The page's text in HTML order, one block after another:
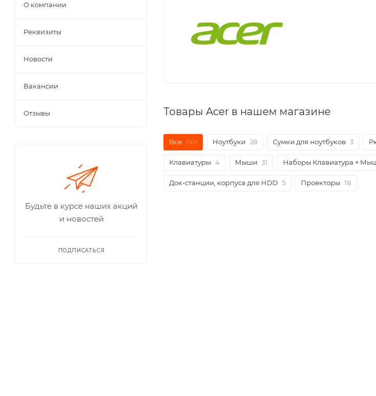
Товары Acer в нашем магазине
Все 149 Ноутбуки 28 Сумки для ноутбуков 3
Клавиатуры 4 Мыши 31 Наборы Клавиатура +
Док-станции, корпуса для HDD 5 Проекторы 18
О компании
Реквизиты
Новости
Вакансии
Отзывы
Будьте в курсе наших акций
и новостей
ПОДПИСАТЬСЯ